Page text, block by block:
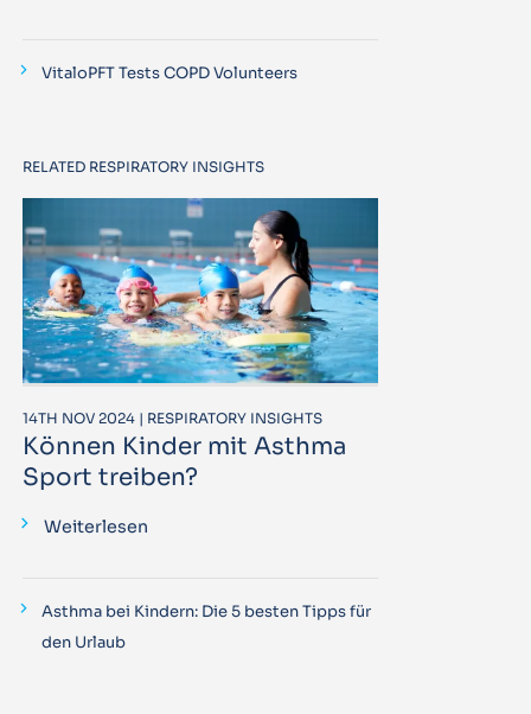
VitaloPFT Tests COPD Volunteers
RELATED RESPIRATORY INSIGHTS
14TH NOV 2024 | RESPIRATORY INSIGHTS
Können Kinder mit Asthma
Sport treiben?
Weiterlesen
Asthma bei Kindern: Die 5 besten Tipps für
den Urlaub